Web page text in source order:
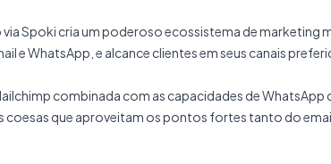
via Spoki cria um poderoso ecossistema de marketing
e WhatsApp, e alcance clientes em seus canais
combinada com as capacidades de WhatsApp
coesas que aproveitam os pontos fortes tanto do